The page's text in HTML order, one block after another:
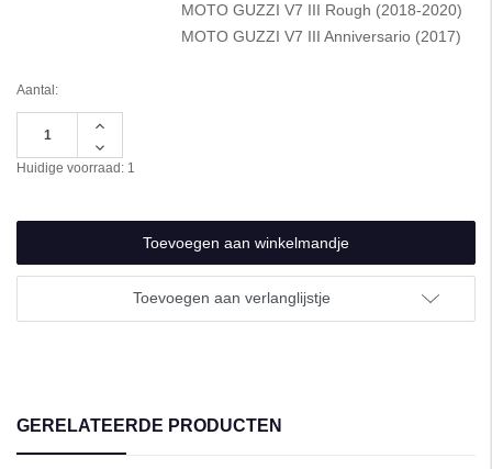
MOTO GUZZI V7 III Rough (2018-2020)
MOTO GUZZI V7 III Anniversario (2017)
Aantal:
Hoeveelheid
van
undefined
Hoeveelheid
verlagen
van
Huidige voorraad: 1
Toevoegen aan verlanglijstje
GERELATEERDE PRODUCTEN